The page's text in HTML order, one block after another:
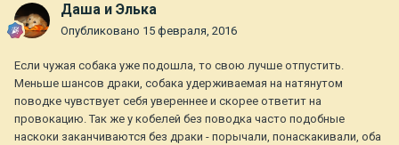
Даша и Элька
Опубликовано 15 февраля, 2016
Если чужая собака уже подошла, то свою лучше отпустить.
Меньше шансов драки, собака удерживаемая на натянутом
поводке чувствует себя увереннее и скорее ответит на
провокацию. Так же у кобелей без поводка часто подобные
наскоки заканчиваются без драки - порычали, понаскакивали, оба